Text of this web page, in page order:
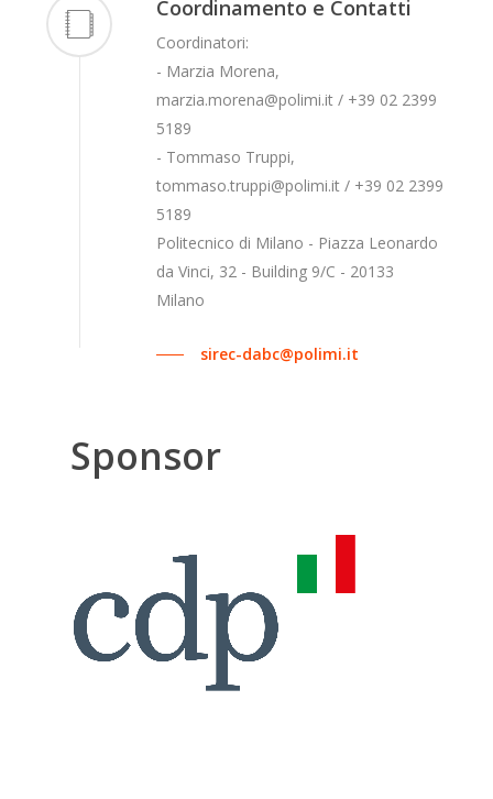
Coordinamento e Contatti
Coordinatori:
- Marzia Morena,
marzia.morena@polimi.it / +39 02 2399
5189
- Tommaso Truppi,
tommaso.truppi@polimi.it / +39 02 2399
5189
Politecnico di Milano - Piazza Leonardo
da Vinci, 32 - Building 9/C - 20133
Milano
sirec-dabc@polimi.it
Sponsor